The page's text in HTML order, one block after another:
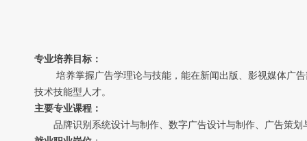
专业培养目标：
培养掌握广告学理论与技能，能在新闻出版、影视媒体广告
技术技能型人才。
主要专业课程：
品牌识别系统设计与制作、数字广告设计与制作、广告策划